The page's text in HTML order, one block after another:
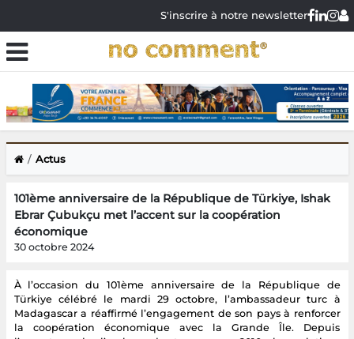
S'inscrire à notre newsletter
Actus
101ème anniversaire de la République de Türkiye, Ishak
Ebrar Çubukçu met l’accent sur la coopération
économique
30 octobre 2024
À l’occasion du 101ème anniversaire de la République de
Türkiye célébré le mardi 29 octobre, l’ambassadeur turc à
Madagascar a réaffirmé l’engagement de son pays à renforcer
la coopération économique avec la Grande Île. Depuis